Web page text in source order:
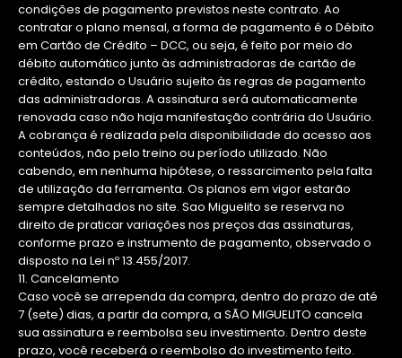
condições de pagamento previstos neste contrato. Ao
contratar o plano mensal, a forma de pagamento é o Débito
em Cartão de Crédito – DCC, ou seja, é feito por meio do
débito automático junto às administradoras de cartão de
crédito, estando o Usuário sujeito às regras de pagamento
das administradoras. A assinatura será automaticamente
renovada caso não haja manifestação contrária do Usuário.
A cobrança é realizada pela disponibilidade do acesso aos
conteúdos, não pelo treino ou período utilizado. Não
cabendo, em nenhuma hipótese, o ressarcimento pela falta
de utilização da ferramenta. Os planos em vigor estarão
sempre detalhados no site. Sao Miguelito se reserva no
direito de praticar variações nos preços das assinaturas,
conforme prazo e instrumento de pagamento, observado o
disposto na Lei nº 13.455/2017.
11. Cancelamento
Caso você se arrependa da compra, dentro do prazo de até
7 (sete) dias, a partir da compra, a SÃO MIGUELITO cancela
sua assinatura e reembolsa seu investimento. Dentro deste
prazo, você receberá o reembolso do investimento feito.